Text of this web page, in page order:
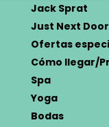
Jack Sprat
Just Next Door
Ofertas
Cómo llegar/
Spa
Yoga
Bodas